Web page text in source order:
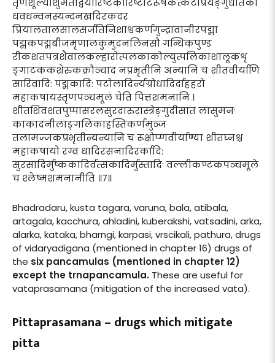
धवधन्वनस्यन्दनखदिरकदर
प्रियालतालसालसर्जतिनिशाश्वकर्णगुन्द्रावानीरपद्मा
पद्मकपद्मबीजमृणालकुमुदनलिनसौ गन्धिकपुण्ड
रीकशतपत्रशैवालकल्हारोत्पलकाकोल्युत्पलिकाशालूकशृ
ङ्गाटककशेरुकक्रौञ्चाद नप्रभृतीनि अन्यानि च शीतवीर्याणि
सारिवादि: पद्मकादि: पटोलादिर्न्यग्रोधादिर्दाहहरो
महाकषायस्तृणपञ्चमूलं चेति पित्तशमनानि ।
शीतशिवशतपुप्पासरलसुरदारुरास्त्रेङ्गुदीसात लासुमनः
काकादनीलाङ्गलिकाहस्तिकर्णमुञ्ज
तलामज्जकप्रभृतीन्यन्यानि च रूक्षोप्णवीर्याण्या शीतघ्नश्च
महाकषायो रग्व धादिरसनादिरर्कादि:
सुरसादिर्मुष्ककादिर्वत्सकादिर्मुस्तादिः वल्लीकण्टकपञ्चमूले
च श्लेष्मशमनानीति ॥७॥
Bhadradaru, kusta tagara, varuna, bala, atibala,
artagala, kacchura, ahladini, kuberakshi, vatsadini, arka,
alarka, kataka, bharngi, karpasi, vrscikali, pathura, drugs
of vidaryadigana (mentioned in chapter 16) drugs of
the six pancamulas (mentioned in chapter 12)
except the trnapancamula. These are useful for
vataprasamana (mitigation of the increased vata).
Pittaprasamana – drugs which mitigate
pitta